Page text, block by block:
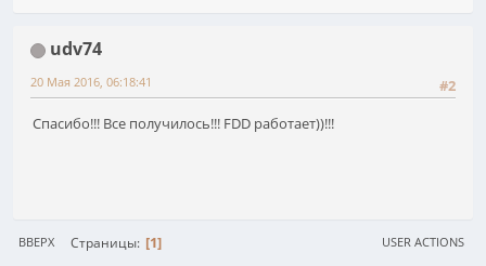
udv74
#2
20 Мая 2016, 06:18:41
Спасибо!!! Все получилось!!! FDD работает))!!!
ВВЕРХ Страницы 1 USER ACTIONS